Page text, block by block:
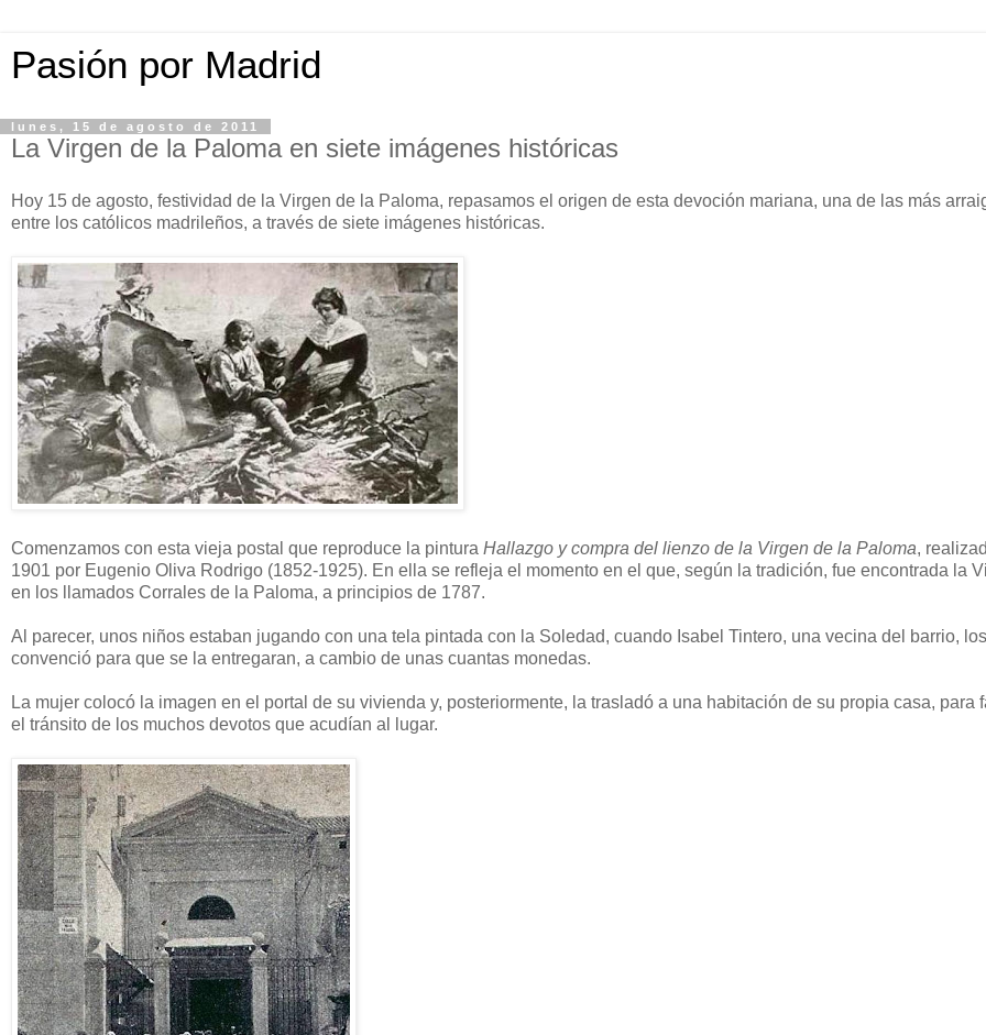
Pasión por Madrid
lunes, 15 de agosto de 2011
La Virgen de la Paloma en siete imágenes históricas
Hoy 15 de agosto, festividad de la Virgen de la Paloma, repasamos el origen de esta devoción mariana, una de las más
entre los católicos madrileños, a través de siete imágenes históricas.
Comenzamos con esta vieja postal que reproduce la pintura Hallazgo y compra del lienzo de la Virgen de la Paloma,
1901 por Eugenio Oliva Rodrigo (1852-1925). En ella se refleja el momento en el que, según la tradición, fue encontrada la
en los llamados Corrales de la Paloma, a principios de 1787.
Al parecer, unos niños estaban jugando con una tela pintada con la Soledad, cuando Isabel Tintero, una vecina del barrio, los
convenció para que se la entregaran, a cambio de unas cuantas monedas.
La mujer colocó la imagen en el portal de su vivienda y, posteriormente, la trasladó a una habitación de su propia casa, para
el tránsito de los muchos devotos que acudían al lugar.